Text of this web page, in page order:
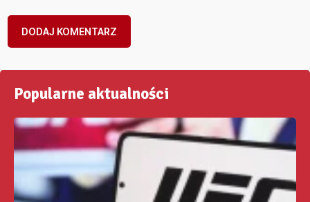
Popularne aktualności